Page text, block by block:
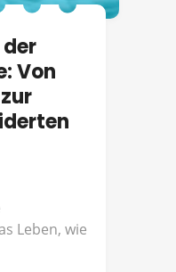
der
Von
Leben, wie